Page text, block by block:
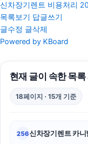
신차장기렌트 비용처리
목록보기 답글쓰기
글수정 글삭제
Powered by KBoard
현재 글이 속한 목록
18페이지 · 15개 기준
256신차장기렌트 카